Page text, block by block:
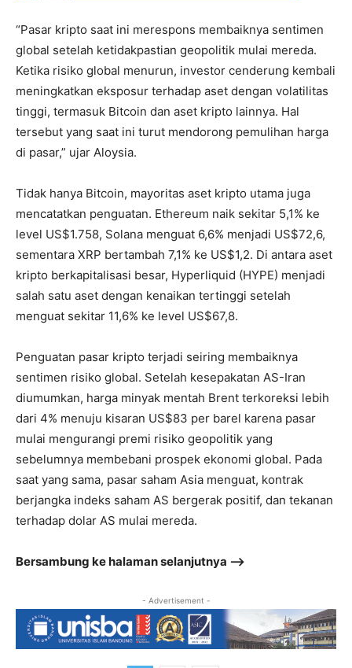
“Pasar kripto saat ini merespons membaiknya sentimen
global setelah ketidakpastian geopolitik mulai mereda.
Ketika risiko global menurun, investor cenderung kembali
meningkatkan eksposur terhadap aset dengan volatilitas
tinggi, termasuk Bitcoin dan aset kripto lainnya. Hal
tersebut yang saat ini turut mendorong pemulihan harga
di pasar,” ujar Aloysia.
Tidak hanya Bitcoin, mayoritas aset kripto utama juga
mencatatkan penguatan. Ethereum naik sekitar 5,1% ke
level US$1.758, Solana menguat 6,6% menjadi US$72,6,
sementara XRP bertambah 7,1% ke US$1,2. Di antara aset
kripto berkapitalisasi besar, Hyperliquid (HYPE) menjadi
salah satu aset dengan kenaikan tertinggi setelah
menguat sekitar 11,6% ke level US$67,8.
Penguatan pasar kripto terjadi seiring membaiknya
sentimen risiko global. Setelah kesepakatan AS-Iran
diumumkan, harga minyak mentah Brent terkoreksi lebih
dari 4% menuju kisaran US$83 per barel karena pasar
mulai mengurangi premi risiko geopolitik yang
sebelumnya membebani prospek ekonomi global. Pada
saat yang sama, pasar saham Asia menguat, kontrak
berjangka indeks saham AS bergerak positif, dan tekanan
terhadap dolar AS mulai mereda.
Bersambung ke halaman selanjutnya –>
- Advertisement -